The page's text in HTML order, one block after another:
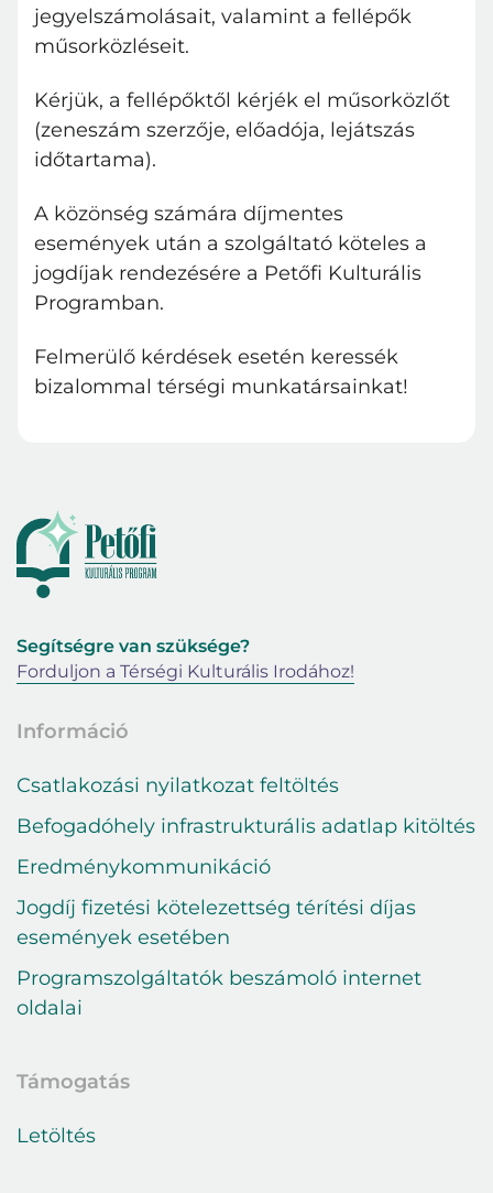
Jelszó
Elfelejtett jelszó Belépés
jegyelszámolásait, valamint a fellépők
műsorközléseit.
Kérjük, a fellépőktől kérjék el műsorközlőt
(zeneszám szerzője, előadója, lejátszás
időtartama).
A közönség számára díjmentes
események után a szolgáltató köteles a
jogdíjak rendezésére a Petőfi Kulturális
Programban.
Felmerülő kérdések esetén keressék
bizalommal térségi munkatársainkat!
Segítségre van szüksége?
Forduljon a Térségi Kulturális Irodához!
Információ
Csatlakozási nyilatkozat feltöltés
Befogadóhely infrastrukturális adatlap kitöltés
Eredménykommunikáció
Jogdíj fizetési kötelezettség térítési díjas
események esetében
Programszolgáltatók beszámoló internet
oldalai
Támogatás
Letöltés